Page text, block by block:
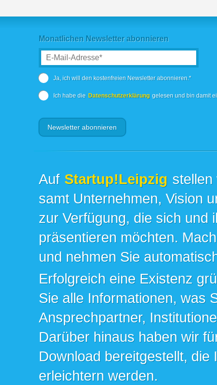
Monatlichen Newsletter abonnieren
Ja, ich will den kostenfreien Newsletter abonnieren.*
Ich habe die Datenschutzerklärung gelesen und bin damit
Auf Startup!Leipzig
samt Unternehmen, Vision
zur Verfügung, die sich und
präsentieren möchten.
und nehmen Sie
Erfolgreich eine Existenz
Sie alle Informationen, was
Ansprechpartner,
Darüber hinaus haben wir
Download bereitgestellt,
erleichtern werden.